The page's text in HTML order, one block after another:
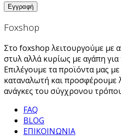
Foxshop
Στο foxshop λειτουργούμε με
στυλ αλλά κυρίως με αγάπη
Επιλέγουμε τα προϊόντα μας
καταναλωτή και προσφέρουμε
ανάγκες του σύγχρονου
FAQ
BLOG
ΕΠΙΚΟΙΝΩΝΙΑ